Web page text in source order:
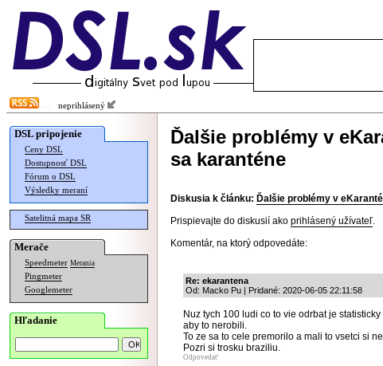
neprihlásený
DSL pripojenie
Ceny DSL
Dostupnosť DSL
Fórum o DSL
Výsledky meraní
Satelitná mapa SR
Merače
Speedmeter Merania
Pingmeter
Googlemeter
Hľadanie
Ďalšie problémy v
sa karanténe
Diskusia k článku: Ďalšie problémy v
Prispievajte do diskusií ako prihlásený užívateľ.
Komentár, na ktorý odpovedáte:
Re: ekarantena
Od: Macko Pu | Pridané: 2020-06-05 22:11:58
Nuz tych 100 ludi co to vie odrbat je
aby to nerobili.
To ze sa to cele premorilo a mali to vsetci si
Pozri si trosku braziliu.
Odpovedať